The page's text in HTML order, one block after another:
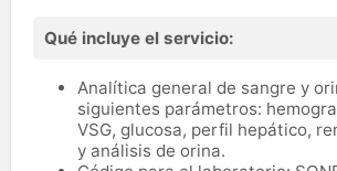
Qué incluye el servicio:
Analítica general de sangre y
siguientes parámetros:
VSG, glucosa, perfil hepático,
y análisis de orina.